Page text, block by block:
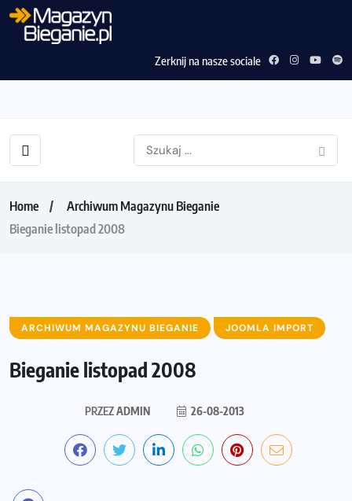
Zerknij na nasze sociale
Home
Archiwum Magazynu Bieganie
Bieganie listopad 2008
ARCHIWUM MAGAZYNU BIEGANIE JOOMLA IMPORT
Bieganie listopad 2008
PRZEZADMIN 26-08-2013